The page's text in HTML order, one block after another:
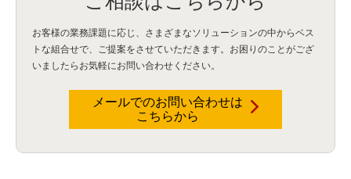
お客様の業務課題に応じ、さまざまなソリューションの中からベス
トな組合せで、
ご提案をさせていただきます。お困りのことがござ
いましたらお気軽にお問い合わせください。
メールでのお問い合わせは
こちらから